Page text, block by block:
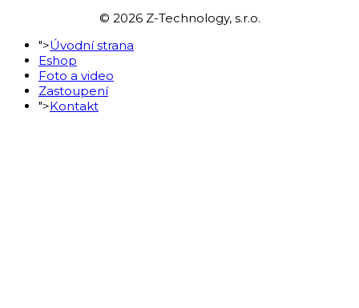
© 2026 Z-Technology, s.r.o.
">Úvodní strana
Eshop
Foto a video
Zastoupení
">Kontakt